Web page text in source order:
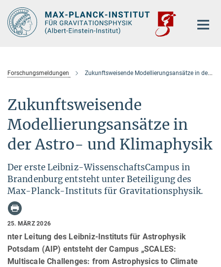
Hauptinhalt
Forschungsmeldungen Zukunftsweisende Modellierungsansätze in der Astro- und Klimaphysik
Zukunftsweisende
Modellierungsansätze in
der Astro- und Klimaphysik
Der erste Leibniz-WissenschaftsCampus in
Brandenburg entsteht unter Beteiligung des
Max-Planck-Instituts für Gravitationsphysik.
25. MÄRZ 2026
nter Leitung des Leibniz-Instituts für Astrophysik
Potsdam (AIP) entsteht der Campus „SCALES:
Multiscale Challenges: from Astrophysics to Climate